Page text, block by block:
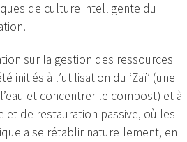
de culture intelligente du
sur la gestion des ressources
à l’utilisation du ‘Zaï’ (une
et concentrer le compost) et à
et de restauration passive, où les
a se rétablir naturellement, en